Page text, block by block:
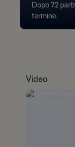
Dopo 72
termine.
Video